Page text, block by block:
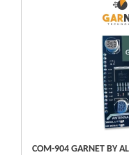
COM-904 GARNET BY